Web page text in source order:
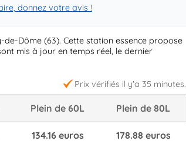
donnez votre avis !
Dôme (63). Cette station essence propose
mis à jour en temps réel, le dernier
Prix vérifiés il y'a 35 minutes.
Plein de 60L Plein de 80L
134.16 euros 178.88 euros